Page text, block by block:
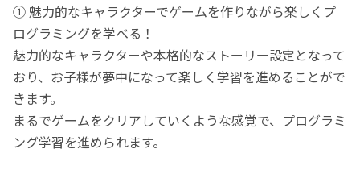
① 魅力的なキャラクターでゲームを作りながら楽しくプ
ログラミングを学べる！
魅力的なキャラクターや本格的なストーリー設定となって
おり、お子様が夢中になって楽しく学習を進めることがで
きます。
まるでゲームをクリアしていくような感覚で、プログラミ
ング学習を進められます。